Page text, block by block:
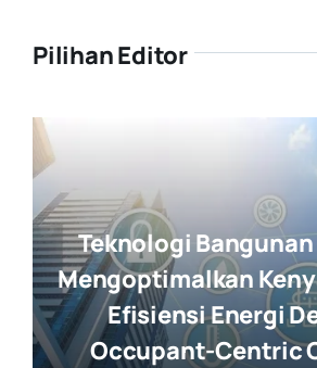
Pilihan Editor
Teknologi
Mengoptimalkan
Efisiensi Energi
Occupant-Centric